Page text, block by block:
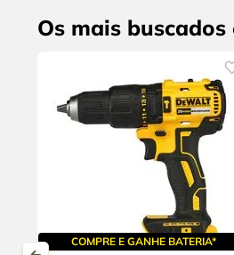
Os mais
COMPRE E GANHE BATERIA*